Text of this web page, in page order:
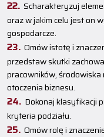
Scharakteryzuj
oraz w jakim celu jest on
gospodarcze.
Omów istotę i
przedstaw skutki
pracowników,
otoczenia biznesu.
Dokonaj klasyfikacji
kryteria podziału.
Omów rolę i